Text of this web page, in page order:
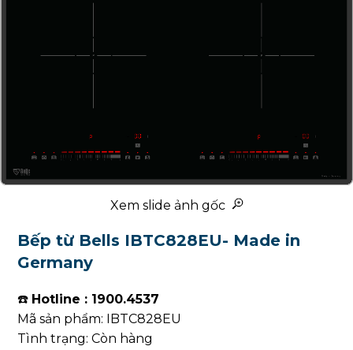
Xem slide ảnh gốc
Bếp từ Bells IBTC828EU- Made in
Germany
☎️ Hotline : 1900.4537
Mã sản phẩm: IBTC828EU
Tình trạng: Còn hàng